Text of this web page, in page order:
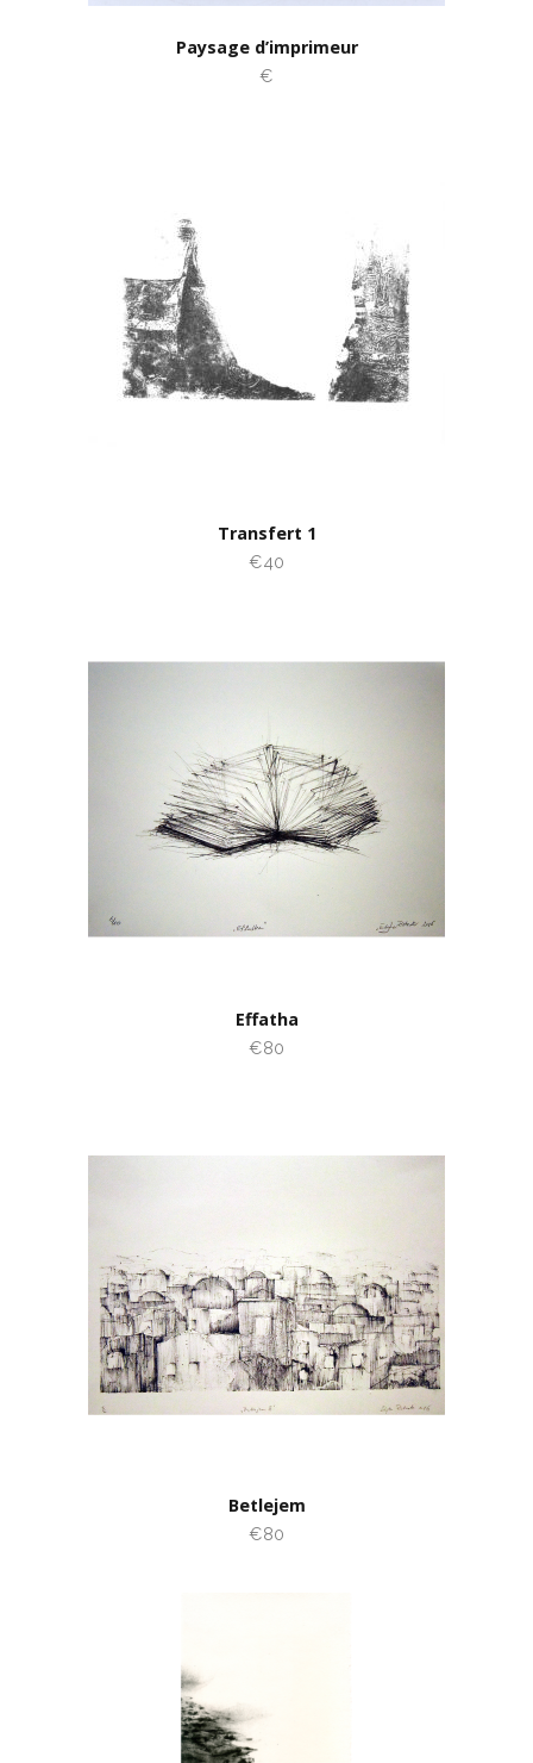
Paysage d’imprimeur
€
Transfert 1
€40
Effatha
€80
Betlejem
€80